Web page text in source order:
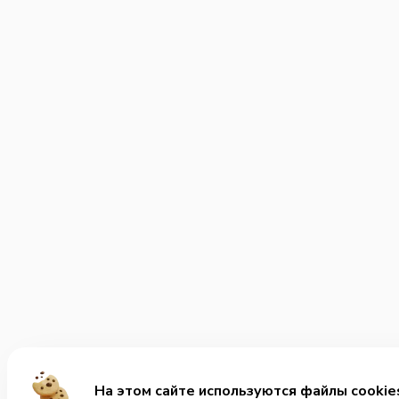
На этом сайте используются файлы